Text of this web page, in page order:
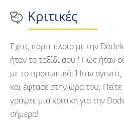
Κριτικές
Έχεις πάρει πλοίο με την
ήταν το ταξίδι σου? Πώς ήταν
με το προσωπικό; Ήταν αγενείς
και έφτασε στην ώρα του;
γράψτε μια κριτική για την
σήμερα!